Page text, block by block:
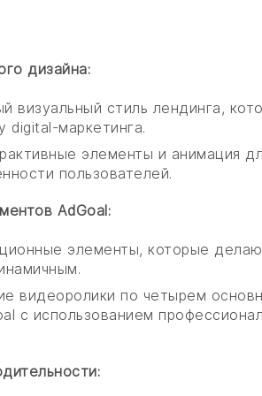
дизайна:
визуальный стиль лендинга,
digital-маркетинга.
элементы и анимация
пользователей.
AdGoal:
элементы, которые
видеоролики по четырем
с использованием